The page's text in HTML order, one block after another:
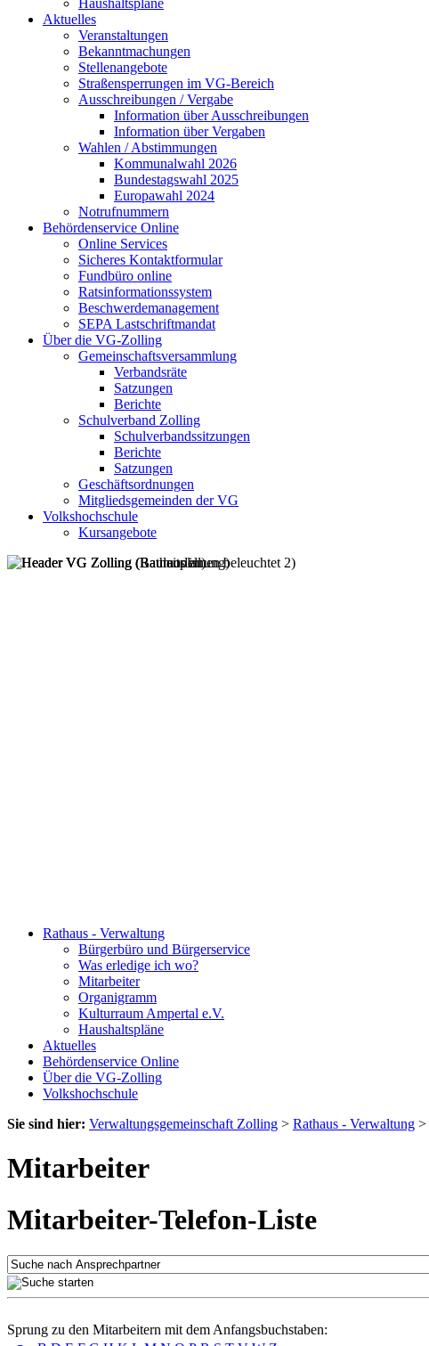
Haushaltspläne
Aktuelles
Veranstaltungen
Bekanntmachungen
Stellenangebote
Straßensperrungen im VG-Bereich
Ausschreibungen / Vergabe
Information über Ausschreibungen
Information über Vergaben
Wahlen / Abstimmungen
Kommunalwahl 2026
Bundestagswahl 2025
Europawahl 2024
Notrufnummern
Behördenservice Online
Online Services
Sicheres Kontaktformular
Fundbüro online
Ratsinformationssystem
Beschwerdemanagement
SEPA Lastschriftmandat
Über die VG-Zolling
Gemeinschaftsversammlung
Verbandsräte
Satzungen
Berichte
Schulverband Zolling
Schulverbandssitzungen
Berichte
Satzungen
Geschäftsordnungen
Mitgliedsgemeinden der VG
Volkshochschule
Kursangebote
Rathaus - Verwaltung
Bürgerbüro und Bürgerservice
Was erledige ich wo?
Mitarbeiter
Organigramm
Kulturraum Ampertal e.V.
Haushaltspläne
Aktuelles
Behördenservice Online
Über die VG-Zolling
Volkshochschule
Sie sind hier: Verwaltungsgemeinschaft Zolling > Rathaus - Verwaltung >
Mitarbeiter
Mitarbeiter-Telefon-Liste
Sprung zu den Mitarbeitern mit dem Anfangsbuchstaben: